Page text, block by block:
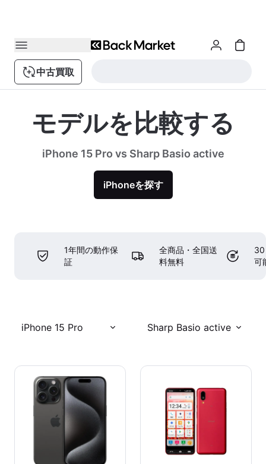
中古買取
モデルを比較する
iPhone 15 Pro vs Sharp Basio active
iPhoneを探す
1年間の動作保
証
全商品・全国送
料無料
30
可
iPhone 15 Pro Sharp Basio active